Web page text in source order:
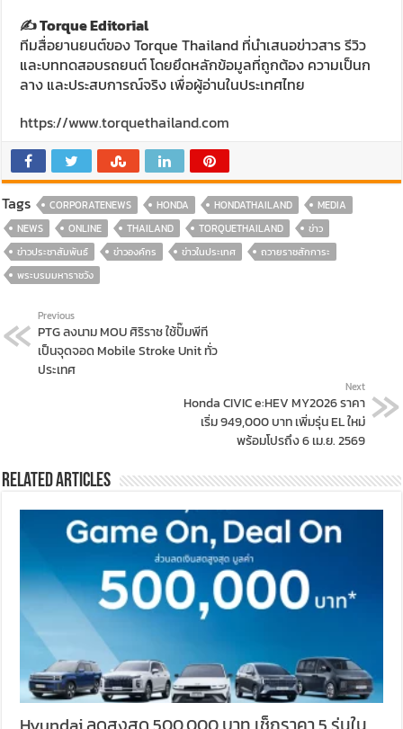
✍️ Torque Editorial
ทีมสื่อยานยนต์ของ Torque Thailand ที่นำเสนอข่าวสาร รีวิว
และบททดสอบรถยนต์ โดยยึดหลักข้อมูลที่ถูกต้อง ความเป็นก
ลาง และประสบการณ์จริง เพื่อผู้อ่านในประเทศไทย
https://www.torquethailand.com
Tags CORPORATENEWS HONDA HONDATHAILAND
MEDIA
NEWS
ONLINE THAILAND TORQUETHAILAND
ข่าว
ข่าวประชาสัมพันธ์
ข่าวองค์กร ข่าวในประเทศ
ถวายราชสักการะ
พระบรมมหาราชวัง
Previous
PTG ลงนาม MOU ศิริราช ใช้ปั๊มพีที
เป็นจุดจอด Mobile Stroke Unit ทั่ว
ประเทศ
Next
Honda CIVIC e:HEV MY2026 ราคา
เริ่ม 949,000 บาท เพิ่มรุ่น EL ใหม่
พร้อมโปรถึง 6 เม.ย. 2569
Related Articles